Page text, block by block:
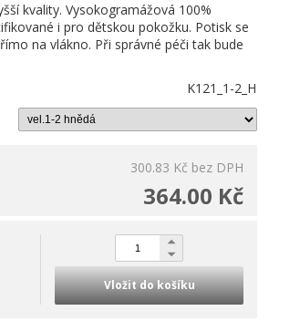
kvality. Vysokogramážová 100%
i pro dětskou pokožku. Potisk se
na vlákno. Při správné péči tak bude
K121_1-2_H
300.83 Kč bez DPH
364.00 Kč
Vložit do košíku